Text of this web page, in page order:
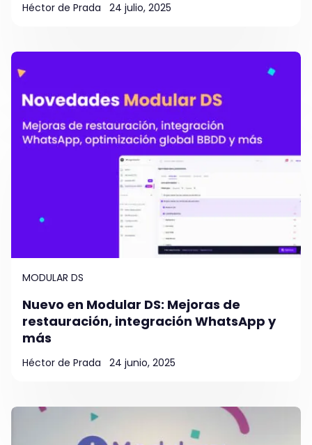
Héctor de Prada 24 julio, 2025
MODULAR DS
Nuevo en Modular DS: Mejoras de
restauración, integración WhatsApp y
más
Héctor de Prada 24 junio, 2025